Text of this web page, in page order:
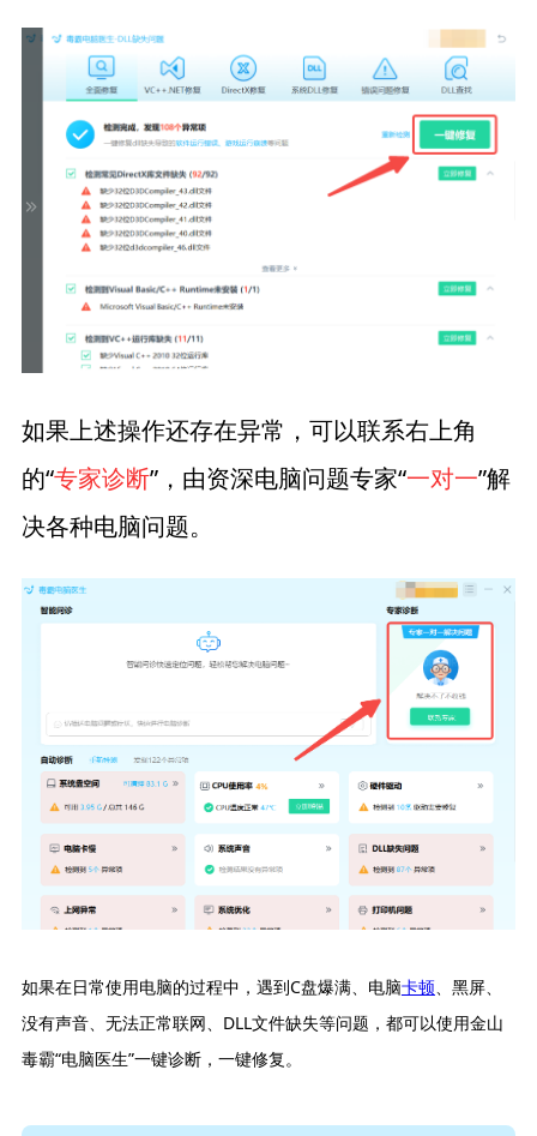
如果上述操作还存在异常，可以联系右上角
的“专家诊断”，由资深电脑问题专家“一对一”解
决各种电脑问题。
如果在日常使用电脑的过程中，遇到C盘爆满、电脑卡顿、黑屏、
没有声音、无法正常联网、DLL文件缺失等问题，都可以使用金山
毒霸“电脑医生”一键诊断，一键修复。